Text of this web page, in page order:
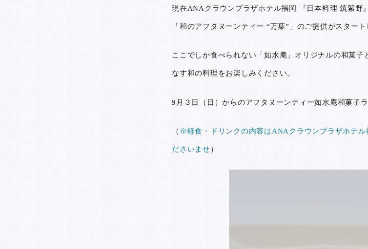
現在ANAクラウンプラザホテル福岡 『日本料理 筑紫野
「和のアフタヌーンティー “万葉”」のご提供がスタート
ここでしか食べられない「如水庵」オリジナルの和菓子
なす和の料理をお楽しみください。
9月３日（日）からのアフタヌーンティー如水庵和菓子
（ ※軽食・ドリンクの内容はANAクラウンプラザホテル
ださいませ）